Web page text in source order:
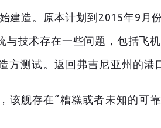
建造。原本计划到2015年9月
与技术存在一些问题，包括飞
方测试。返回弗吉尼亚州的港
该舰存在“糟糕或者未知的可